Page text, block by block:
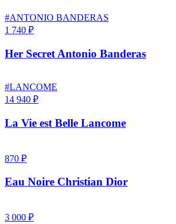
#ANTONIO BANDERAS
1 740 ₽
Her Secret Antonio Banderas
#LANCOME
14 940 ₽
La Vie est Belle Lancome
870 ₽
Eau Noire Christian Dior
3 000 ₽